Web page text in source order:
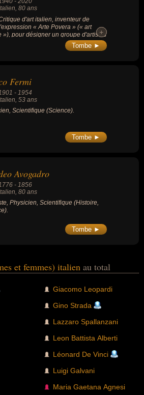
, 80 ans
d'art italien, inventeur de
« Arte Povera » (« art
»), pour désigner un groupe d'artistes
en rébellion contre l’art américain, le
et la société de consommation.
+
+
Tombe ►
Fermi
- 1954
, 53 ans
Scientifique (Science).
Tombe ►
Avogadro
1776 - 1856
, 80 ans
Physicien, Scientifique (Histoire,
Tombe ►
et femmes) italien au total
Giacomo Leopardi
Gino Strada
Lazzaro Spallanzani
Leon Battista Alberti
Léonard De Vinci
Luigi Galvani
Maria Gaetana Agnesi